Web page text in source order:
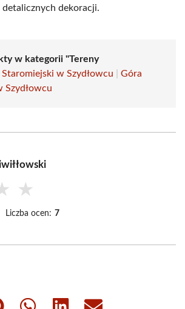
dekoracji.
w kategorii "Tereny
w Szydłowcu
Góra
Szydłowcu
★
Liczba ocen: 7